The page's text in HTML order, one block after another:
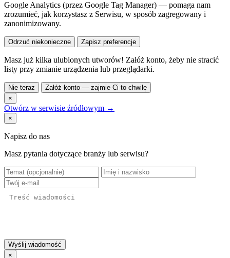
Google Analytics (przez Google Tag Manager) — pomaga nam
zrozumieć, jak korzystasz z Serwisu, w sposób zagregowany i
zanonimizowany.
Odrzuć niekonieczne Zapisz preferencje
Masz już kilka ulubionych utworów! Załóż konto, żeby nie stracić
listy przy zmianie urządzenia lub przeglądarki.
Nie teraz
Załóż konto — zajmie Ci to chwilę
×
Otwórz w serwisie źródłowym →
×
Napisz do nas
Masz pytania dotyczące branży lub serwisu?
Wyślij wiadomość
×